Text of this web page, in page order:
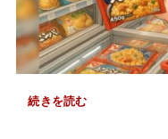
続きを読む